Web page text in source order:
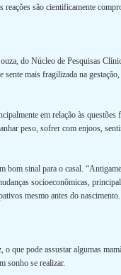
são cientificamente
do Núcleo de Pesquisas
mais fragilizada na
em relação às questões
peso, sofrer com enjoos,
bom sinal para o casal.
socioeconômicas,
mesmo antes do
que pode assustar algumas
sonho se realizar.